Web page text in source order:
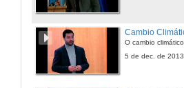
5 de dec. de 2013